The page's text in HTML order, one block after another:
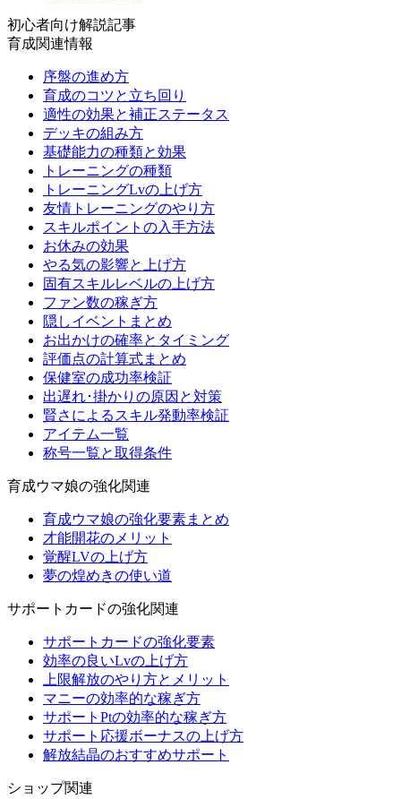
初心者向け解説記事
育成関連情報
序盤の進め方
育成のコツと立ち回り
適性の効果と補正ステータス
デッキの組み方
基礎能力の種類と効果
トレーニングの種類
トレーニングLvの上げ方
友情トレーニングのやり方
スキルポイントの入手方法
お休みの効果
やる気の影響と上げ方
固有スキルレベルの上げ方
ファン数の稼ぎ方
隠しイベントまとめ
お出かけの確率とタイミング
評価点の計算式まとめ
保健室の成功率検証
出遅れ･掛かりの原因と対策
賢さによるスキル発動率検証
アイテム一覧
称号一覧と取得条件
育成ウマ娘の強化関連
育成ウマ娘の強化要素まとめ
才能開花のメリット
覚醒LVの上げ方
夢の煌めきの使い道
サポートカードの強化関連
サポートカードの強化要素
効率の良いLvの上げ方
上限解放のやり方とメリット
マニーの効率的な稼ぎ方
サポートPtの効率的な稼ぎ方
サポート応援ボーナスの上げ方
解放結晶のおすすめサポート
ショップ関連